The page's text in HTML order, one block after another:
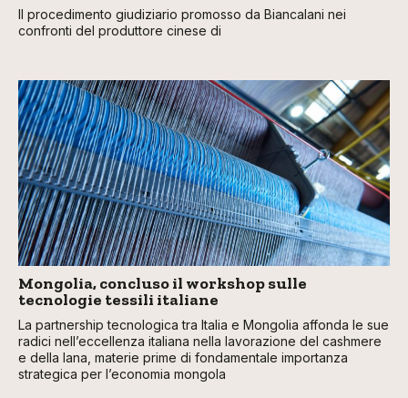
Il procedimento giudiziario promosso da Biancalani nei
confronti del produttore cinese di
Mongolia, concluso il workshop sulle
tecnologie tessili italiane
La partnership tecnologica tra Italia e Mongolia affonda le sue
radici nell’eccellenza italiana nella lavorazione del cashmere
e della lana, materie prime di fondamentale importanza
strategica per l’economia mongola